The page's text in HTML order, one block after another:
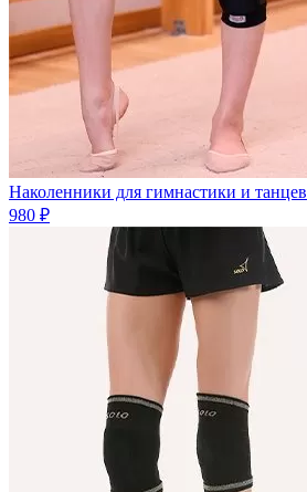
Наколенники для гимнастики и танцев
980 ₽